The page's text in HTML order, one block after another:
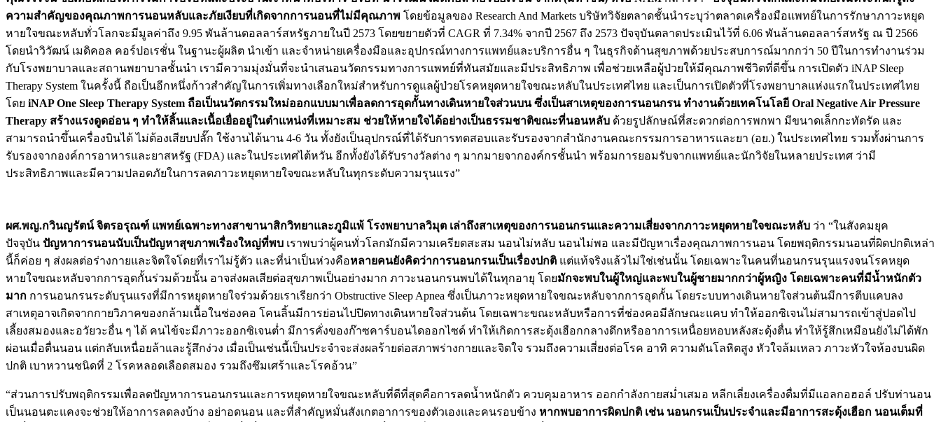
ความสำคัญของคุณภาพการนอนหลับและภัยเงียบที่เกิดจากการนอนที่ไม่มีคุณภาพ โดยข้อมูลของ Research And Markets บริษัทวิจัยตลาดชั้นนำระบุว่าตลาดเครื่องมือแพทย์ในการรักษาภาวะหยุด
หายใจขณะหลับทั่วโลกจะมีมูลค่าถึง 9.95 พันล้านดอลลาร์สหรัฐภายในปี 2573 โดยขยายตัวที่ CAGR ที่ 7.34% จากปี 2567 ถึง 2573 ปัจจุบันตลาดประเมินไว้ที่ 6.06 พันล้านดอลลาร์สหรัฐ ณ ปี 2566
โดยนำวิวัฒน์ เมดิคอล คอร์ปอเรชั่น ในฐานะผู้ผลิต นำเข้า และจำหน่ายเครื่องมือและอุปกรณ์ทางการแพทย์และบริการอื่น ๆ ในธุรกิจด้านสุขภาพด้วยประสบการณ์มากกว่า 50 ปีในการทำงานร่วม
กับโรงพยาบาลและสถานพยาบาลชั้นนำ เรามีความมุ่งมั่นที่จะนำเสนอนวัตกรรมทางการแพทย์ที่ทันสมัยและมีประสิทธิภาพ เพื่อช่วยเหลือผู้ป่วยให้มีคุณภาพชีวิตที่ดีขึ้น การเปิดตัว iNAP Sleep
Therapy System ในครั้งนี้ ถือเป็นอีกหนึ่งก้าวสำคัญในการเพิ่มทางเลือกใหม่สำหรับการดูแลผู้ป่วยโรคหยุดหายใจขณะหลับในประเทศไทย และเป็นการเปิดตัวที่โรงพยาบาลแห่งแรกในประเทศไทย
โดย iNAP One Sleep Therapy System ถือเป็นนวัตกรรมใหม่ออกแบบมาเพื่อลดการอุดกั้นทางเดินหายใจส่วนบน ซึ่งเป็นสาเหตุของการนอนกรน ทำงานด้วยเทคโนโลยี Oral Negative Air Pressure
Therapy สร้างแรงดูดอ่อน ๆ ทำให้ลิ้นและเนื้อเยื่ออยู่ในตำแหน่งที่เหมาะสม ช่วยให้หายใจได้อย่างเป็นธรรมชาติขณะที่นอนหลับ ด้วยรูปลักษณ์ที่สะดวกต่อการพกพา มีขนาดเล็กกะทัดรัด และ
สามารถนำขึ้นเครื่องบินได้ ไม่ต้องเสียบปลั๊ก ใช้งานได้นาน 4-6 วัน ทั้งยังเป็นอุปกรณ์ที่ได้รับการทดสอบและรับรองจากสำนักงานคณะกรรมการอาหารและยา (อย.) ในประเทศไทย รวมทั้งผ่านการ
รับรองจากองค์การอาหารและยาสหรัฐ (FDA) และในประเทศไต้หวัน อีกทั้งยังได้รับรางวัลต่าง ๆ มากมายจากองค์กรชั้นนำ พร้อมการยอมรับจากแพทย์และนักวิจัยในหลายประเทศ ว่ามี
ประสิทธิภาพและมีความปลอดภัยในการลดภาวะหยุดหายใจขณะหลับในทุกระดับความรุนแรง”
ผศ.พญ.กวินญรัตน์ จิตรอรุณฑ์ แพทย์เฉพาะทางสาขานาสิกวิทยาและภูมิแพ้ โรงพยาบาลวิมุต เล่าถึงสาเหตุของการนอนกรนและความเสี่ยงจากภาวะหยุดหายใจขณะหลับ ว่า “ในสังคมยุค
ปัจจุบัน ปัญหาการนอนนับเป็นปัญหาสุขภาพเรื่องใหญ่ที่พบ เราพบว่าผู้คนทั่วโลกมักมีความเครียดสะสม นอนไม่หลับ นอนไม่พอ และมีปัญหาเรื่องคุณภาพการนอน โดยพฤติกรรมนอนที่ผิดปกติเหล่า
นี้ก็ค่อย ๆ ส่งผลต่อร่างกายและจิตใจโดยที่เราไม่รู้ตัว และที่น่าเป็นห่วงคือหลายคนยังคิดว่าการนอนกรนเป็นเรื่องปกติ แต่แท้จริงแล้วไม่ใช่เช่นนั้น โดยเฉพาะในคนที่นอนกรนรุนแรงจนโรคหยุด
หายใจขณะหลับจากการอุดกั้นร่วมด้วยนั้น อาจส่งผลเสียต่อสุขภาพเป็นอย่างมาก ภาวะนอนกรนพบได้ในทุกอายุ โดยมักจะพบในผู้ใหญ่และพบในผู้ชายมากกว่าผู้หญิง โดยเฉพาะคนที่มีน้ำหนักตัว
มาก การนอนกรนระดับรุนแรงที่มีการหยุดหายใจร่วมด้วยเราเรียกว่า Obstructive Sleep Apnea ซึ่งเป็นภาวะหยุดหายใจขณะหลับจากการอุดกั้น โดยระบบทางเดินหายใจส่วนต้นมีการตีบแคบลง
สาเหตุอาจเกิดจากกายวิภาคของกล้ามเนื้อในช่องคอ โคนลิ้นมีการย่อนไปปิดทางเดินหายใจส่วนต้น โดยเฉพาะขณะหลับหรือการที่ช่องคอมีลักษณะแคบ ทำให้ออกซิเจนไม่สามารถเข้าสู่ปอดไป
เลี้ยงสมองและอวัยวะอื่น ๆ ได้ คนไข้จะมีภาวะออกซิเจนต่ำ มีการคั่งของก๊าซคาร์บอนไดออกไซด์ ทำให้เกิดการสะดุ้งเฮือกกลางดึกหรืออาการเหนื่อยหอบหลังสะดุ้งตื่น ทำให้รู้สึกเหมือนยังไม่ได้พัก
ผ่อนเมื่อตื่นนอน แต่กลับเหนื่อยล้าและรู้สึกง่วง เมื่อเป็นเช่นนี้เป็นประจำจะส่งผลร้ายต่อสภาพร่างกายและจิตใจ รวมถึงความเสี่ยงต่อโรค อาทิ ความดันโลหิตสูง หัวใจล้มเหลว ภาวะหัวใจห้องบนผิด
ปกติ เบาหวานชนิดที่ 2 โรคหลอดเลือดสมอง รวมถึงซึมเศร้าและโรคอ้วน”
“ส่วนการปรับพฤติกรรมเพื่อลดปัญหาการนอนกรนและการหยุดหายใจขณะหลับที่ดีที่สุดคือการลดน้ำหนักตัว ควบคุมอาหาร ออกกำลังกายสม่ำเสมอ หลีกเลี่ยงเครื่องดื่มที่มีแอลกอฮอล์ ปรับท่านอน
เป็นนอนตะแคงจะช่วยให้อาการลดลงบ้าง อย่าอดนอน และที่สำคัญหมั่นสังเกตอาการของตัวเองและคนรอบข้าง หากพบอาการผิดปกติ เช่น นอนกรนเป็นประจำและมีอาการสะดุ้งเฮือก นอนเต็มที่